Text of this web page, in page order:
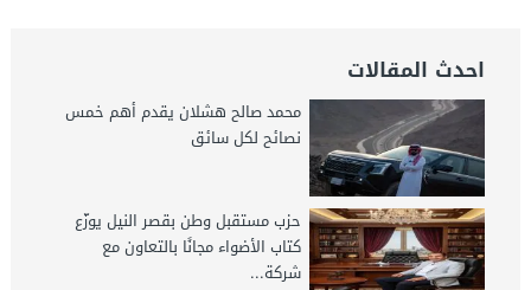
احدث المقالات
محمد صالح هشلان يقدم أهم خمس
نصائح لكل سائق
حزب مستقبل وطن بقصر النيل يوزّع
كتاب الأضواء مجانًا بالتعاون مع
شركة...